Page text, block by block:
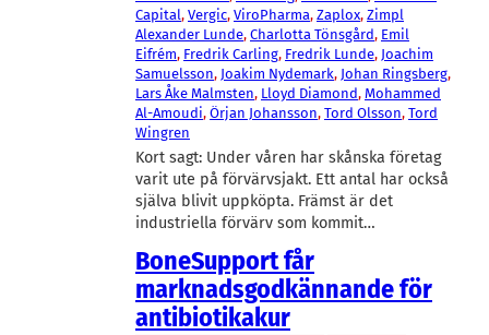
Capital, Vergic, ViroPharma, Zaplox, Zimpl
Alexander Lunde, Charlotta Tönsgård, Emil
Eifrém, Fredrik Carling, Fredrik Lunde, Joachim
Samuelsson, Joakim Nydemark, Johan Ringsberg
Lars Åke Malmsten, Lloyd Diamond, Mohammed
Al-Amoudi, Örjan Johansson, Tord Olsson, Tord
Wingren
Kort sagt: Under våren har skånska företag
varit ute på förvärvsjakt. Ett antal har också
själva blivit uppköpta. Främst är det
industriella förvärv som kommit…
BoneSupport får
marknadsgodkännande för
antibiotikakur